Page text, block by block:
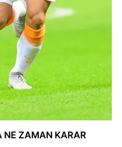
NE ZAMAN KARAR